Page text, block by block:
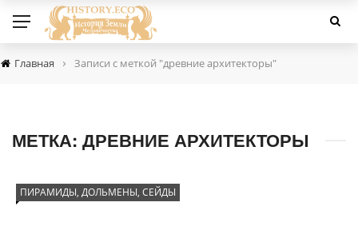
Главная › Записи с меткой "древние архитекторы"
МЕТКА: ДРЕВНИЕ АРХИТЕКТОРЫ
ПИРАМИДЫ, ДОЛЬМЕНЫ, СЕЙДЫ